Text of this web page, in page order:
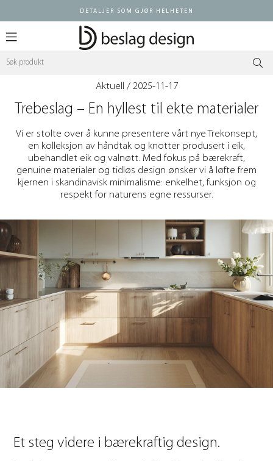
DETALJER SOM GJØR HELHETEN
Aktuell / 2025-11-17
Trebeslag – En hyllest til ekte materialer
Vi er stolte over å kunne presentere vårt nye Trekonsept,
en kolleksjon av håndtak og knotter produsert i eik,
ubehandlet eik og valnøtt. Med fokus på bærekraft,
genuine materialer og tidløs design ønsker vi å løfte frem
kjernen i skandinavisk minimalisme: enkelhet, funksjon og
respekt for naturens egne ressurser.
Et steg videre i bærekraftig design.